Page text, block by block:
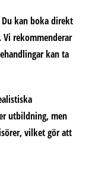
kan boka direkt
. Vi rekommenderar
kan ta
utbildning, men
vilket gör att